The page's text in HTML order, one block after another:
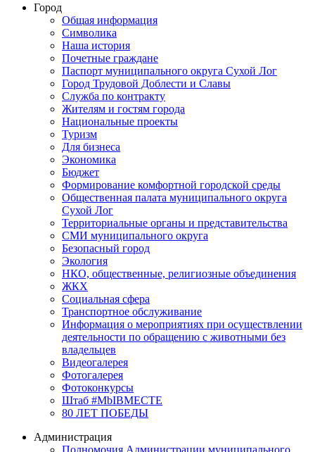
Город
Общая информация
Символика
Наша история
Почетные граждане
Паспорт муниципального округа Сухой Лог
Город Трудовой Доблести и Славы
Служба по контракту
Жителям и гостям города
Национальные проекты
Туризм
Для бизнеса
Экономика
Бюджет
Формирование комфортной городской среды
Общественная палата муниципального округа
Сухой Лог
Территориальные органы и представительства
СМИ муниципального округа
Безопасный город
Экология
НКО, общественные, религиозные объединения
ЖКХ
Социальная сфера
Транспортное обслуживание
Информация о мероприятиях при осуществлении
деятельности по обращению с животными без
владельцев
Видеогалерея
Фотогалерея
Фотоконкурсы
Штаб #MbIBMECTE
80 ЛЕТ ПОБЕДЫ
Администрация
Полномочия Администрации муниципального